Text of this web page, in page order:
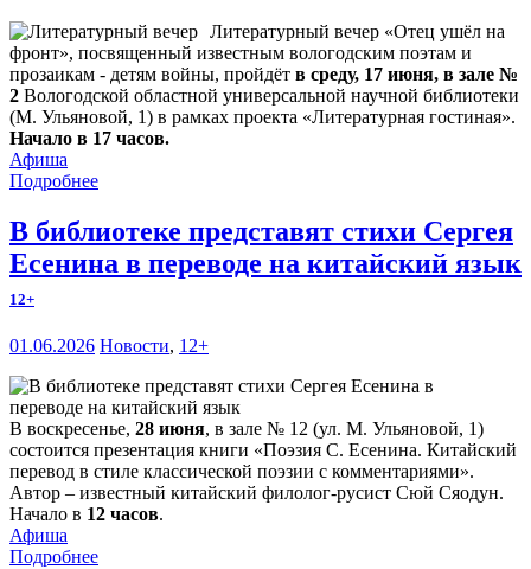
Литературный вечер «Отец ушёл на
фронт», посвященный известным вологодским поэтам и
прозаикам - детям войны, пройдёт в среду, 17 июня, в зале №
2 Вологодской областной универсальной научной библиотеки
(М. Ульяновой, 1) в рамках проекта «Литературная гостиная».
Начало в 17 часов.
Афиша
Подробнее
В библиотеке представят стихи Сергея
Есенина в переводе на китайский язык
12+
01.06.2026 Новости, 12+
В воскресенье, 28 июня, в зале № 12 (ул. М. Ульяновой, 1)
состоится презентация книги «Поэзия С. Есенина. Китайский
перевод в стиле классической поэзии с комментариями».
Автор – известный китайский филолог-русист Сюй Сяодун.
Начало в 12 часов.
Афиша
Подробнее